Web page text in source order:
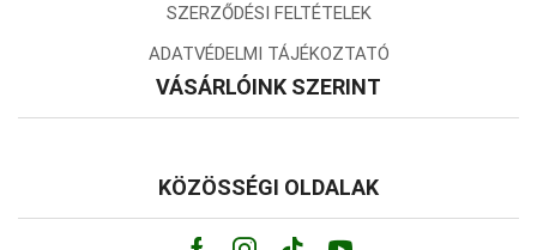
SZERZŐDÉSI FELTÉTELEK
ADATVÉDELMI TÁJÉKOZTATÓ
VÁSÁRLÓINK SZERINT
KÖZÖSSÉGI OLDALAK